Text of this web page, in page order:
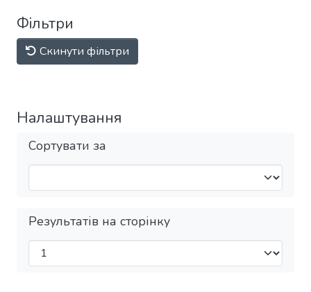
Фільтри
Скинути фільтри
Налаштування
Сортувати за
Результатів на сторінку